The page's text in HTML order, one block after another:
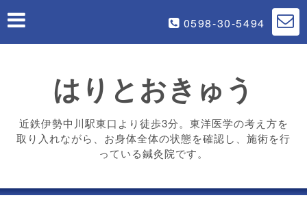
0598-30-5494
はりとおきゅう
近鉄伊勢中川駅東口より徒歩3分。東洋医学の考え方を
取り入れながら、お身体全体の状態を確認し、施術を行
っている鍼灸院です。